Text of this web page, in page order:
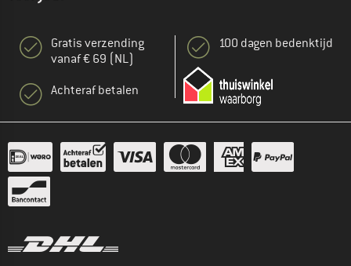
Gratis verzending
vanaf € 69 (NL)
Achteraf betalen
100 dagen bedenktijd